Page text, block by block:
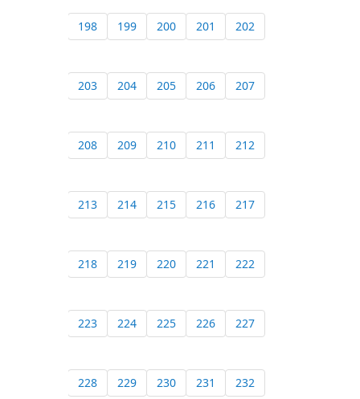
198 199 200 201 202
203 204 205 206 207
208 209 210 211 212
213 214 215 216 217
218 219 220 221 222
223 224 225 226 227
228 229 230 231 232